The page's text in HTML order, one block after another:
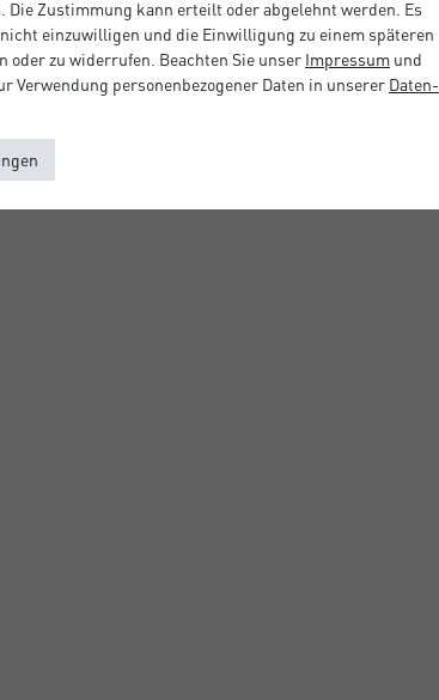
Die Zustimmung kann erteilt oder abgelehnt werden. Es
einzuwilligen und die Einwilligung zu einem späteren
oder zu widerrufen. Beachten Sie unser Impressum und
Verwendung personenbezogener Daten in unserer Daten­